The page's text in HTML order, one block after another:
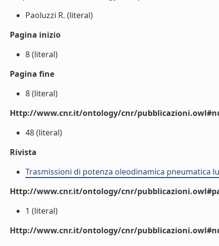
Paoluzzi R. (literal)
Pagina inizio
8 (literal)
Pagina fine
8 (literal)
Http://www.cnr.it/ontology/cnr/
48 (literal)
Rivista
Trasmissioni di potenza oleodinamica pneumatica
Http://www.cnr.it/ontology/cnr/
1 (literal)
Http://www.cnr.it/ontology/cnr/